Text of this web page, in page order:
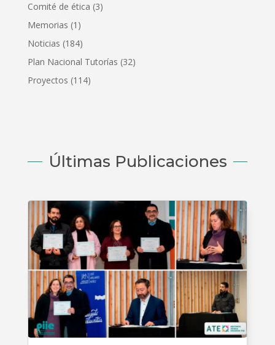
Comité de ética (3)
Memorias (1)
Noticias (184)
Plan Nacional Tutorías (32)
Proyectos (114)
Últimas Publicaciones